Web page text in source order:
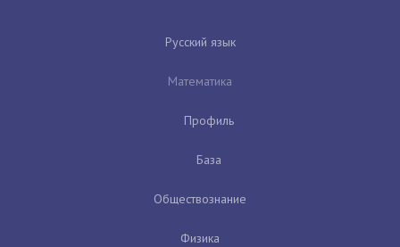
Русский язык
Математика
Профиль
База
Обществознание
Физика